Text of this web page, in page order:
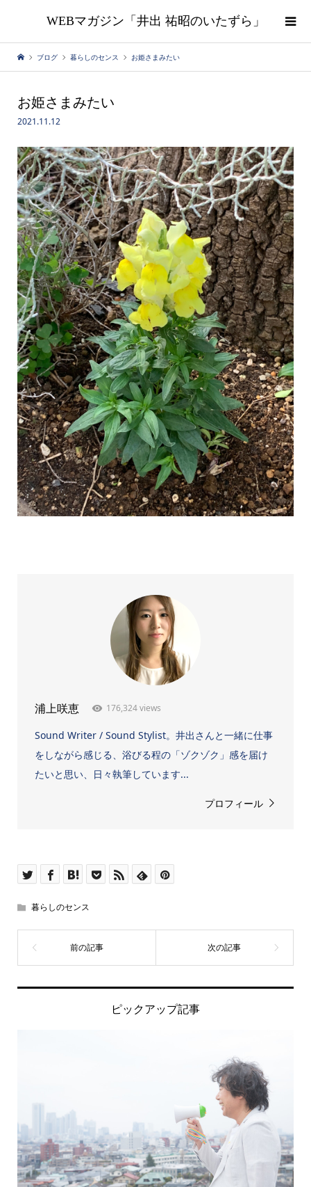
WEBマガジン「井出 祐昭のいたずら」
ブログ 暮らしのセンス お姫さまみたい
お姫さまみたい
2021.11.12
浦上咲恵 176,324 views
Sound Writer / Sound Stylist。井出さんと一緒に仕事
をしながら感じる、浴びる程の「ゾクゾク」感を届け
たいと思い、日々執筆しています...
プロフィール
暮らしのセンス
ピックアップ記事